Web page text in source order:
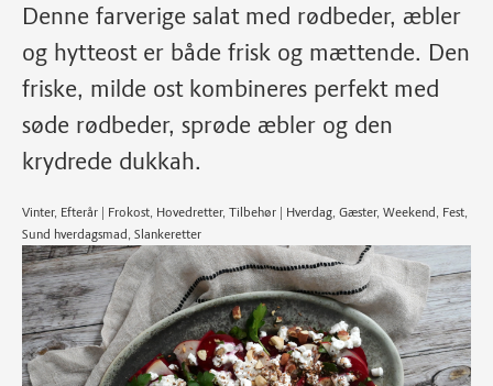
Denne farverige salat med rødbeder, æbler
og hytteost er både frisk og mættende. Den
friske, milde ost kombineres perfekt med
søde rødbeder, sprøde æbler og den
krydrede dukkah.
Vinter, Efterår | Frokost, Hovedretter, Tilbehør | Hverdag, Gæster, Weekend, Fest,
Sund hverdagsmad, Slankeretter